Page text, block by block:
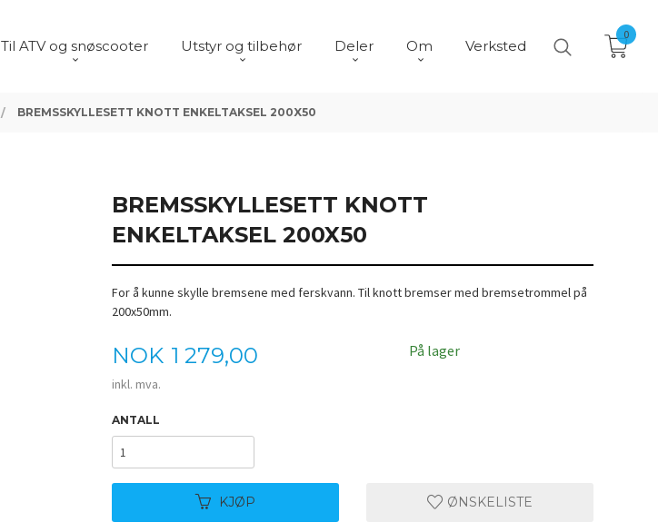
Til ATV og snøscooter Utstyr og tilbehør Deler Om Verksted
0
BREMSSKYLLESETT KNOTT ENKELTAKSEL 200X50
BREMSSKYLLESETT KNOTT
ENKELTAKSEL 200X50
For å kunne skylle bremsene med ferskvann. Til knott bremser med bremsetrommel på
200x50mm.
Pris
NOK 1 279,00
inkl. mva.
På lager
ANTALL
KJØP ØNSKELISTE